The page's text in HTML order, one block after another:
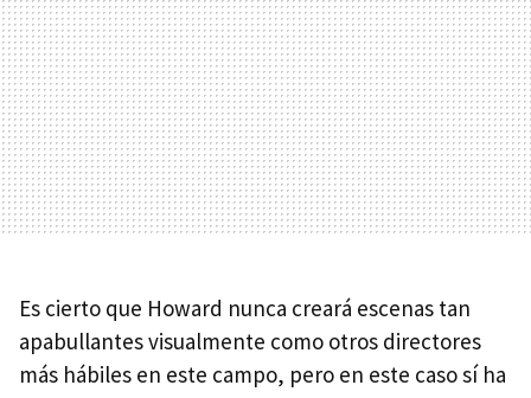
Es cierto que Howard nunca creará escenas tan
apabullantes visualmente como otros directores
más hábiles en este campo, pero en este caso sí ha